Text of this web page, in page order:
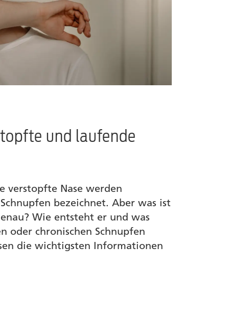
und laufende
verstopfte Nase werden
bezeichnet. Aber was ist
Wie entsteht er und was
oder chronischen Schnupfen
die wichtigsten Informationen